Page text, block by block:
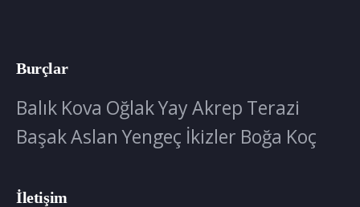
Burçlar
Balık Kova OğlakYayAkrep Terazi
BaşakAslan Yengeç İkizler Boğa Koç
İletişim